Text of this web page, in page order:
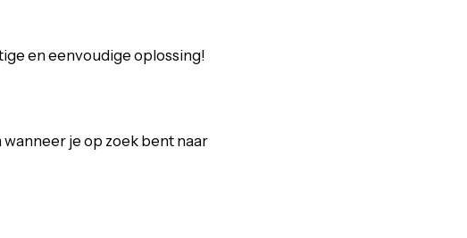
en eenvoudige oplossing!
je op zoek bent naar